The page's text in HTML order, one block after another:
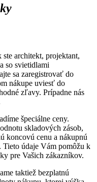
architekt, projektant,
so svietidlami
sa zaregistrovať do
nákupe uviesť do
zľavy. Prípadne nás
špeciálne ceny.
skladových zásob,
koncovú cenu a nákupnú
údaje Vám pomôžu k
pre Vašich zákazníkov.
taktiež bezplatnú